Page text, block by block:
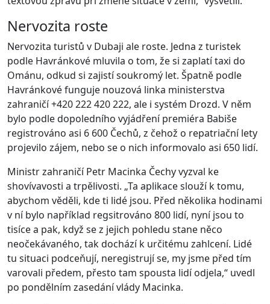
Nervozita roste
Nervozita turistů v Dubaji ale roste. Jedna z turistek
podle Havránkové mluvila o tom, že si zaplatí taxi do
Ománu, odkud si zajistí soukromý let. Špatně podle
Havránkové funguje nouzová linka ministerstva
zahraničí +420 222 420 222, ale i systém Drozd. V něm
bylo podle dopoledního vyjádření premiéra Babiše
registrováno asi 6 600 Čechů, z čehož o repatriační lety
projevilo zájem, nebo se o nich informovalo asi 650 lidí.
Ministr zahraničí Petr Macinka Čechy vyzval ke
shovívavosti a trpělivosti. „Ta aplikace slouží k tomu,
abychom věděli, kde ti lidé jsou. Před několika hodinami
v ní bylo například regsitrováno 800 lidí, nyní jsou to
tisíce a pak, když se z jejich pohledu stane něco
neočekávaného, tak dochází k určitému zahlcení. Lidé
tu situaci podceňují, neregistrují se, my jsme před tím
varovali předem, přesto tam spousta lidí odjela,“ uvedl
po pondělním zasedání vlády Macinka.